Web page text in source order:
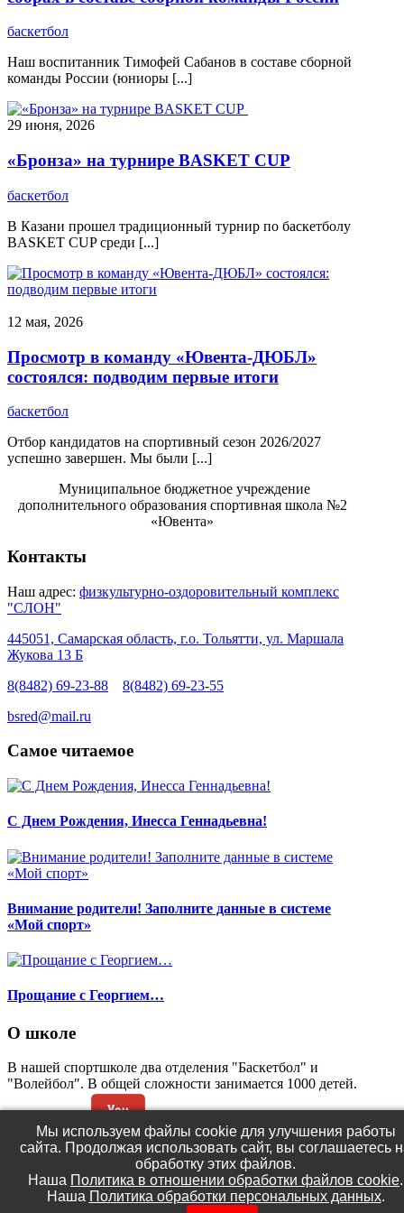
баскетбол
Наш воспитанник Тимофей Сабанов в составе сборной
команды России (юниоры [...]
29 июня, 2026
«Бронза» на турнире BASKET CUP
баскетбол
В Казани прошел традиционный турнир по баскетболу
BASKET CUP среди [...]
12 мая, 2026
Просмотр в команду «Ювента-ДЮБЛ»
состоялся: подводим первые итоги
баскетбол
​Отбор кандидатов на спортивный сезон 2026/2027
успешно завершен. Мы были [...]
Муниципальное бюджетное учреждение
дополнительного образования спортивная школа №2
«Ювента»
Контакты
Наш адрес: физкультурно-оздоровительный комплекс
"СЛОН"
445051, Самарская область, г.о. Тольятти, ул. Маршала
Жукова 13 Б
8(8482) 69-23-88
8(8482) 69-23-55
bsred@mail.ru
Самое читаемое
С Днем Рождения, Инесса Геннадьевна!
Внимание родители! Заполните данные в системе
«Мой спорт»
Прощание с Георгием…
О школе
В нашей спортшколе два отделения "Баскетбол" и
"Волейбол". В общей сложности занимается 1000 детей.
(C) МБУДО СШ №2 «Ювента»
Разработка и администрирование сайта -Роман Попов
Политика в отношении обработки файлов
Мы используем файлы cookie для улучшения работы
сайта. Продолжая использовать сайт, вы соглашаетесь
обработку этих файлов.
Наша Политика в отношении обработки файлов cookie.
Наша Политика обработки персональных данных.